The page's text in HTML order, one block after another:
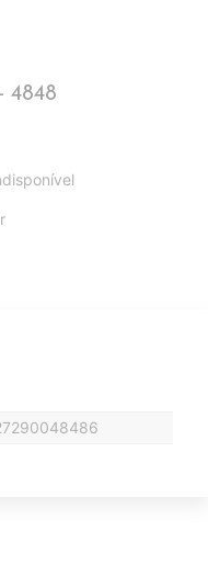
4848